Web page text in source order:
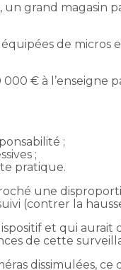
un grand magasin
de
€ à l’enseigne
;
;
pratique.
une
(contrer la
et qui aurait
de cette
dissimulées,